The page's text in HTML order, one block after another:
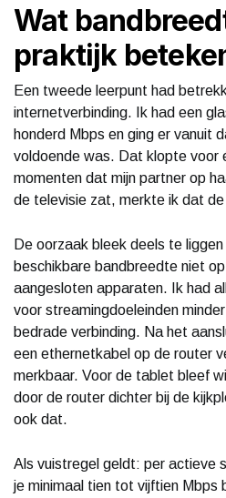
Wat
praktijk
Een tweede leerpunt had
internetverbinding. Ik had een
honderd Mbps en ging er vanuit
voldoende was. Dat klopte voor
momenten dat mijn partner op
de televisie zat, merkte ik dat
De oorzaak bleek deels te
beschikbare bandbreedte niet
aangesloten apparaten. Ik had
voor streamingdoeleinden
bedrade verbinding. Na het
een ethernetkabel op de router
merkbaar. Voor de tablet bleef
door de router dichter bij de
ook dat.
Als vuistregel geldt: per actieve
je minimaal tien tot vijftien Mbps